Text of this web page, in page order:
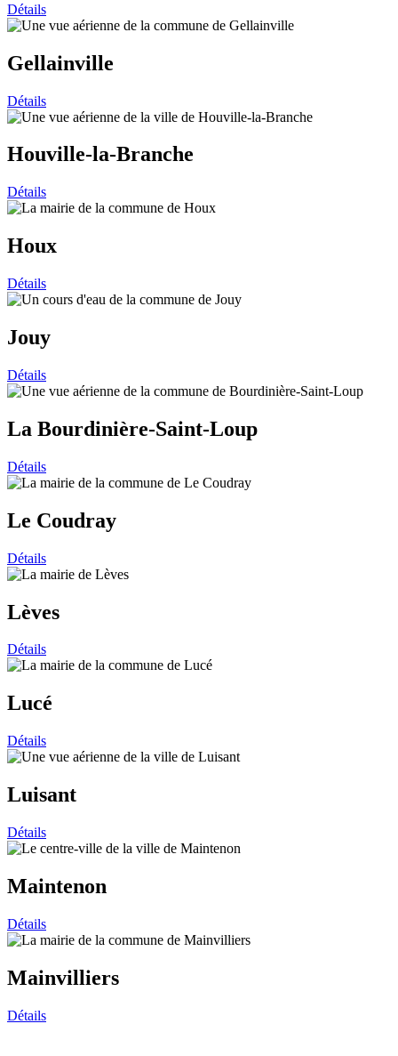
Détails
Gellainville
Détails
Houville-la-Branche
Détails
Houx
Détails
Jouy
Détails
La Bourdinière-Saint-Loup
Détails
Le Coudray
Détails
Lèves
Détails
Lucé
Détails
Luisant
Détails
Maintenon
Détails
Mainvilliers
Détails